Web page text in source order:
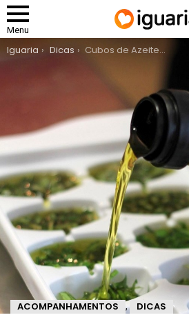
Menu
You are here:
Iguaria Dicas Cubos de Azeite com Ervas
ACOMPANHAMENTOS , DICAS